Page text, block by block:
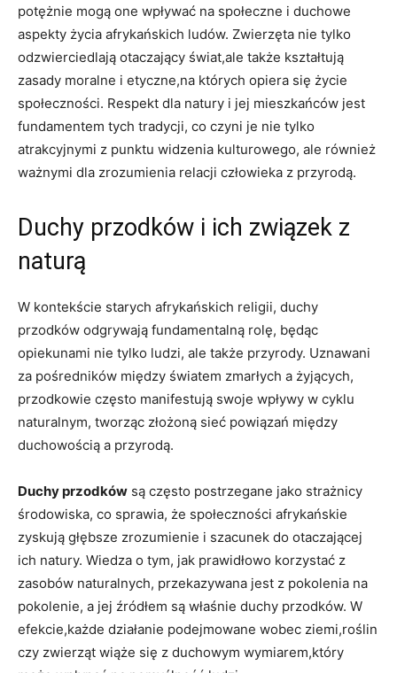
potężnie mogą one wpływać na społeczne i duchowe
aspekty życia afrykańskich ludów. Zwierzęta nie tylko
odzwierciedlają otaczający świat,ale także kształtują
zasady moralne i etyczne,na których opiera się życie
społeczności. Respekt dla natury i jej mieszkańców jest
fundamentem tych tradycji, co czyni je nie tylko
atrakcyjnymi z punktu widzenia kulturowego, ale również
ważnymi dla zrozumienia relacji człowieka z przyrodą.
Duchy przodków i ich związek z
naturą
W kontekście starych afrykańskich religii, duchy
przodków odgrywają fundamentalną rolę, będąc
opiekunami nie tylko ludzi, ale także przyrody. Uznawani
za pośredników między światem zmarłych a żyjących,
przodkowie często manifestują swoje wpływy w cyklu
naturalnym, tworząc złożoną sieć powiązań między
duchowością a przyrodą.
Duchy przodków są często postrzegane jako strażnicy
środowiska, co sprawia, że społeczności afrykańskie
zyskują głębsze zrozumienie i szacunek do otaczającej
ich natury. Wiedza o tym, jak prawidłowo korzystać z
zasobów naturalnych, przekazywana jest z pokolenia na
pokolenie, a jej źródłem są właśnie duchy przodków. W
efekcie,każde działanie podejmowane wobec ziemi,roślin
czy zwierząt wiąże się z duchowym wymiarem,który